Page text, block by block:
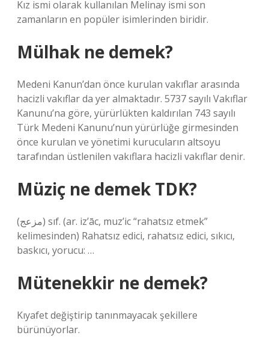
Kız ismi olarak kullanılan Melinay ismi son
zamanların en popüler isimlerinden biridir.
Mülhak ne demek?
Medeni Kanun’dan önce kurulan vakıflar arasında
hacizli vakıflar da yer almaktadır. 5737 sayılı Vakıflar
Kanunu’na göre, yürürlükten kaldırılan 743 sayılı
Türk Medeni Kanunu’nun yürürlüğe girmesinden
önce kurulan ve yönetimi kurucuların altsoyu
tarafından üstlenilen vakıflara hacizli vakıflar denir.
Müziç ne demek TDK?
(ﻣﺰﻋﺞ) sıf. (ar. iz’āc, muz’ic “rahatsız etmek”
kelimesinden) Rahatsız edici, rahatsız edici, sıkıcı,
baskıcı, yorucu: …
Mütenekkir ne demek?
Kıyafet değiştirip tanınmayacak şekillere
bürünüyorlar.